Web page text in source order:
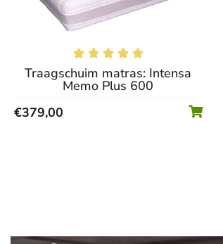
    
Traagschuim matras: Intensa
Memo Plus 600
€379,00